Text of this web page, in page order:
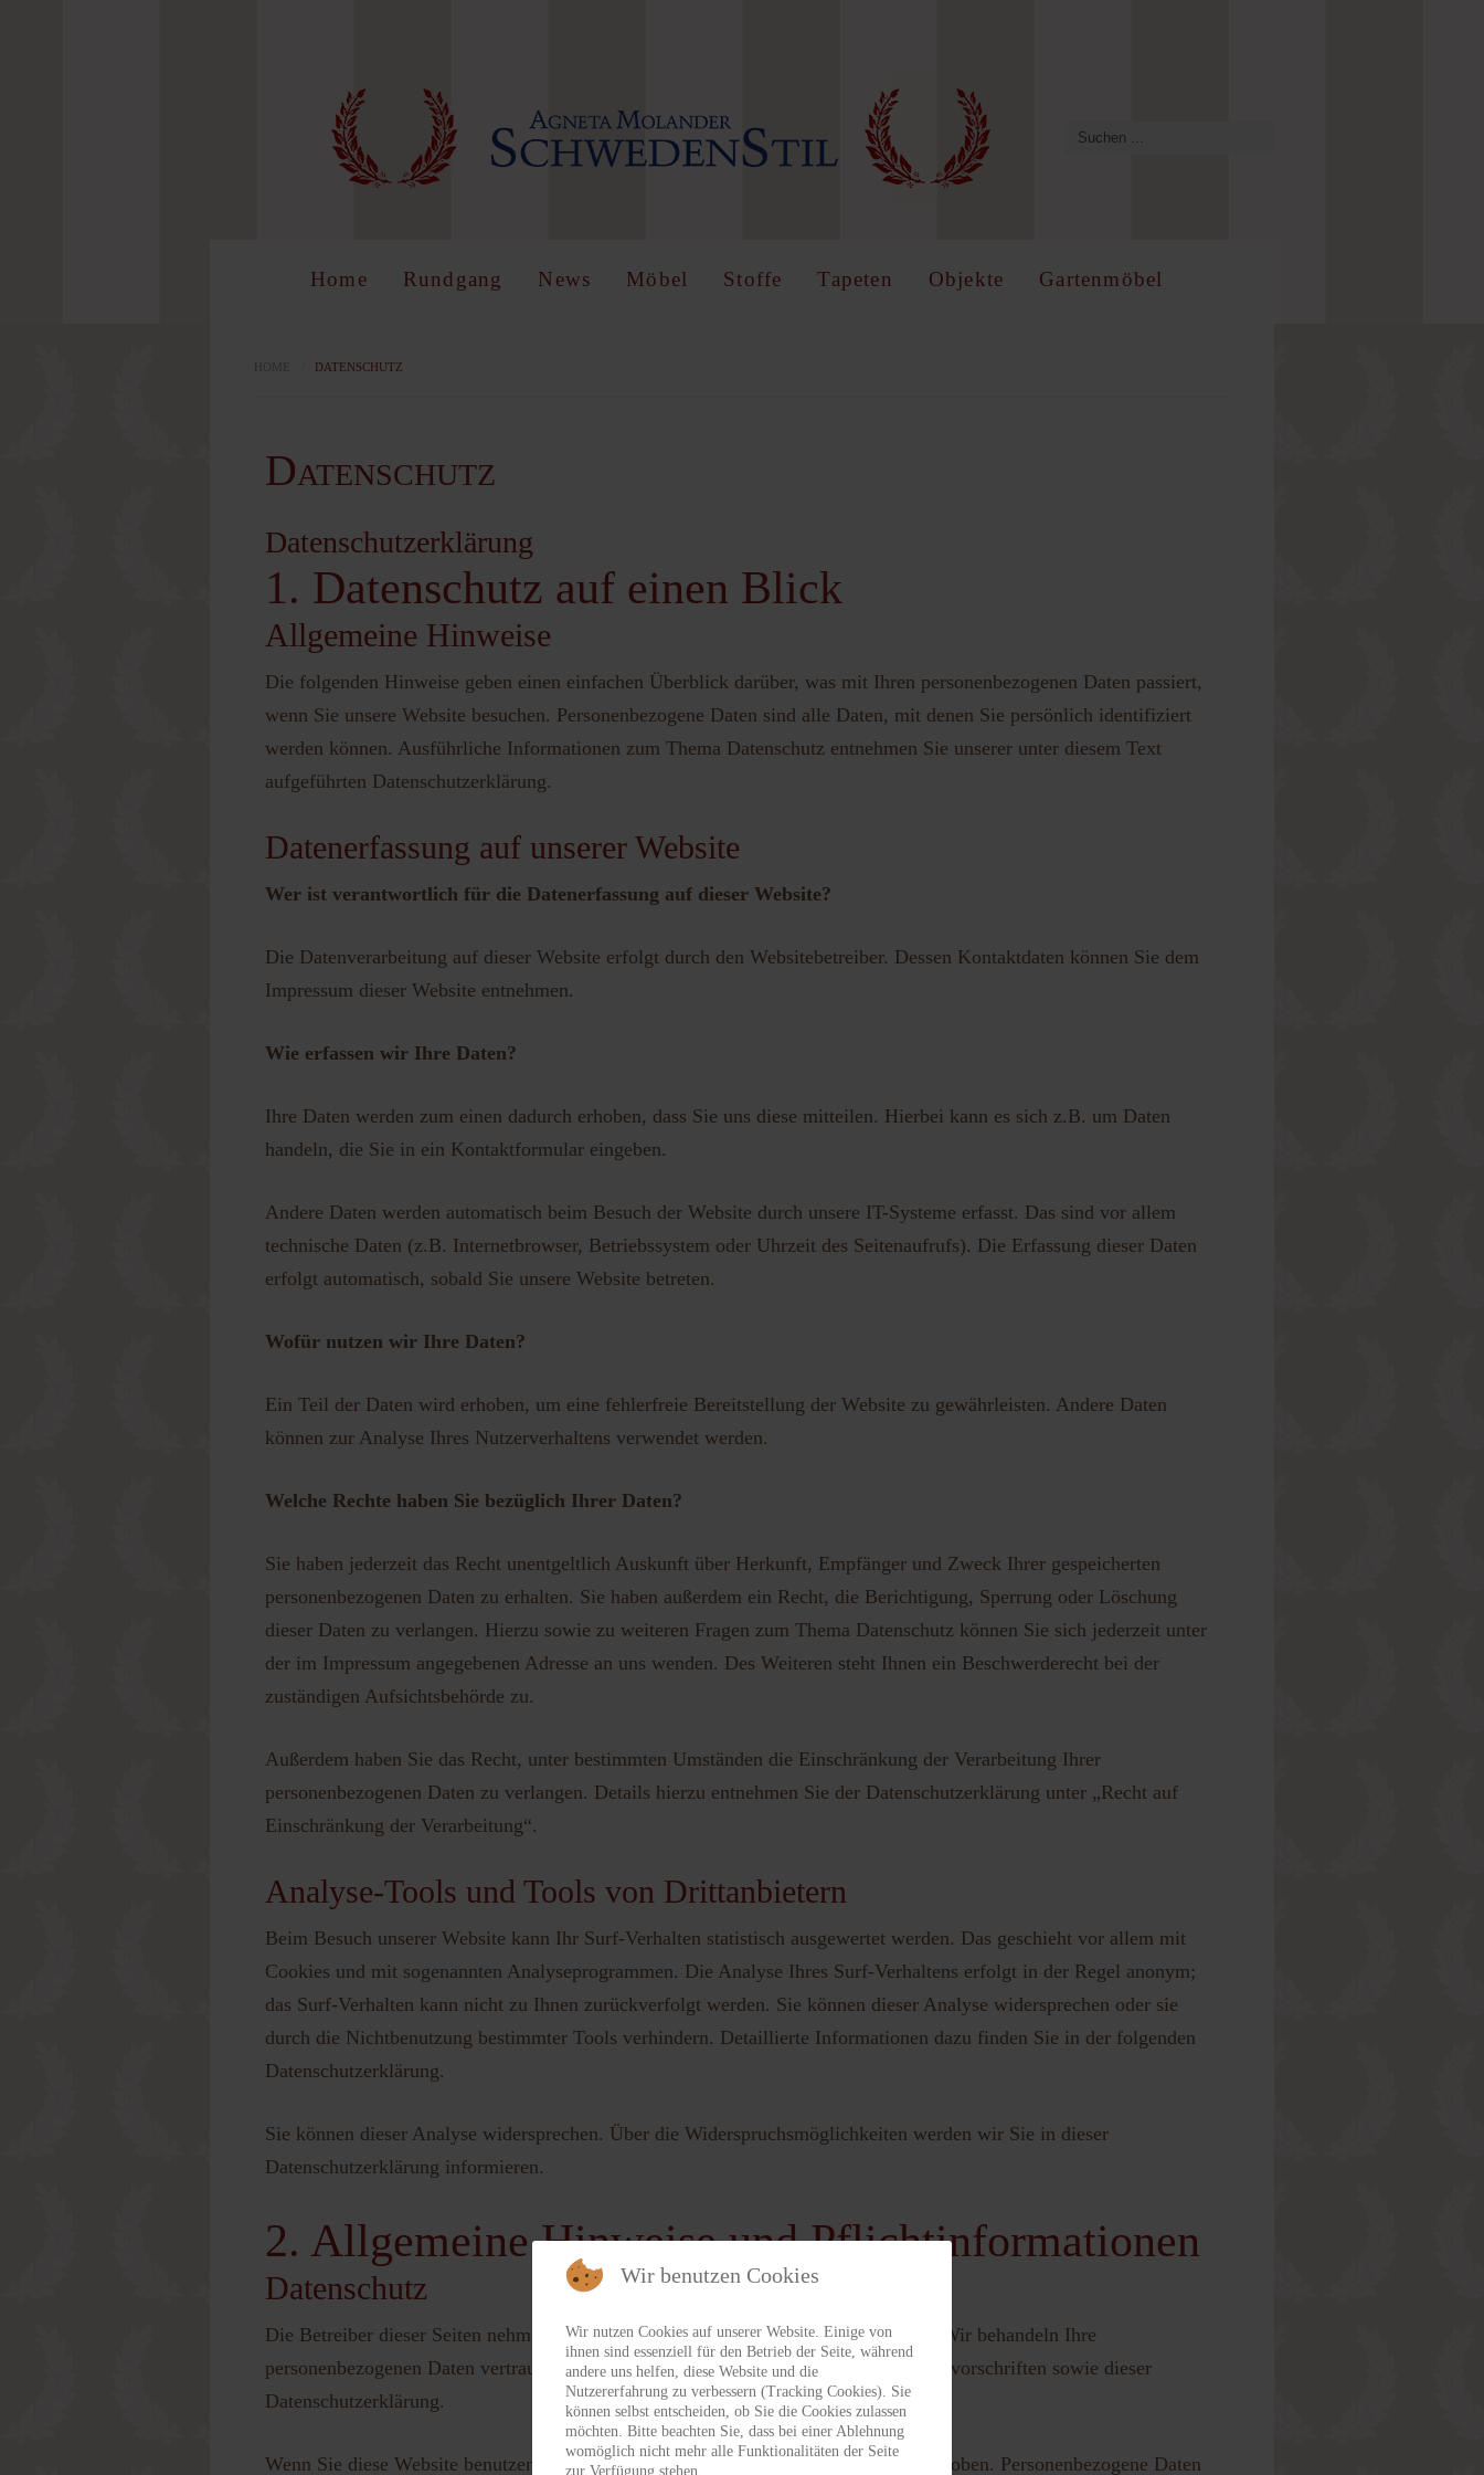
Home Rundgang News Möbel Stoffe Tapeten Objekte Gartenmöbel
HOME DATENSCHUTZ
Datenschutz
Datenschutzerklärung
1. Datenschutz auf einen Blick
Allgemeine Hinweise
Die folgenden Hinweise geben einen einfachen Überblick darüber, was mit Ihren personenbezogenen Daten passiert,
wenn Sie unsere Website besuchen. Personenbezogene Daten sind alle Daten, mit denen Sie persönlich identifiziert
werden können. Ausführliche Informationen zum Thema Datenschutz entnehmen Sie unserer unter diesem Text
aufgeführten Datenschutzerklärung.
Datenerfassung auf unserer Website
Wer ist verantwortlich für die Datenerfassung auf dieser Website?
Die Datenverarbeitung auf dieser Website erfolgt durch den Websitebetreiber. Dessen Kontaktdaten können Sie dem
Impressum dieser Website entnehmen.
Wie erfassen wir Ihre Daten?
Ihre Daten werden zum einen dadurch erhoben, dass Sie uns diese mitteilen. Hierbei kann es sich z.B. um Daten
handeln, die Sie in ein Kontaktformular eingeben.
Andere Daten werden automatisch beim Besuch der Website durch unsere IT-Systeme erfasst. Das sind vor allem
technische Daten (z.B. Internetbrowser, Betriebssystem oder Uhrzeit des Seitenaufrufs). Die Erfassung dieser Daten
erfolgt automatisch, sobald Sie unsere Website betreten.
Wofür nutzen wir Ihre Daten?
Ein Teil der Daten wird erhoben, um eine fehlerfreie Bereitstellung der Website zu gewährleisten. Andere Daten
können zur Analyse Ihres Nutzerverhaltens verwendet werden.
Welche Rechte haben Sie bezüglich Ihrer Daten?
Sie haben jederzeit das Recht unentgeltlich Auskunft über Herkunft, Empfänger und Zweck Ihrer gespeicherten
personenbezogenen Daten zu erhalten. Sie haben außerdem ein Recht, die Berichtigung, Sperrung oder Löschung
dieser Daten zu verlangen. Hierzu sowie zu weiteren Fragen zum Thema Datenschutz können Sie sich jederzeit unter
der im Impressum angegebenen Adresse an uns wenden. Des Weiteren steht Ihnen ein Beschwerderecht bei der
zuständigen Aufsichtsbehörde zu.
Außerdem haben Sie das Recht, unter bestimmten Umständen die Einschränkung der Verarbeitung Ihrer
personenbezogenen Daten zu verlangen. Details hierzu entnehmen Sie der Datenschutzerklärung unter „Recht auf
Einschränkung der Verarbeitung“.
Analyse-Tools und Tools von Drittanbietern
Beim Besuch unserer Website kann Ihr Surf-Verhalten statistisch ausgewertet werden. Das geschieht vor allem mit
Cookies und mit sogenannten Analyseprogrammen. Die Analyse Ihres Surf-Verhaltens erfolgt in der Regel anonym;
das Surf-Verhalten kann nicht zu Ihnen zurückverfolgt werden. Sie können dieser Analyse widersprechen oder sie
durch die Nichtbenutzung bestimmter Tools verhindern. Detaillierte Informationen dazu finden Sie in der folgenden
Datenschutzerklärung.
Sie können dieser Analyse widersprechen. Über die Widerspruchsmöglichkeiten werden wir Sie in dieser
Datenschutzerklärung informieren.
2. Allgemeine Hinweise und Pflichtinformationen
Datenschutz
Die Betreiber dieser Seiten nehmen den Schutz Ihrer persönlichen Daten sehr ernst. Wir behandeln Ihre
personenbezogenen Daten vertraulich und entsprechend der gesetzlichen Datenschutzvorschriften sowie dieser
Datenschutzerklärung.
Wenn Sie diese Website benutzen, werden verschiedene personenbezogene Daten erhoben. Personenbezogene Daten
LOG IN
Passwort vergessen?
Wir benutzen Cookies
Wir nutzen Cookies auf unserer Website. Einige von
ihnen sind essenziell für den Betrieb der Seite, während
andere uns helfen, diese Website und die
Nutzererfahrung zu verbessern (Tracking Cookies). Sie
können selbst entscheiden, ob Sie die Cookies zulassen
möchten. Bitte beachten Sie, dass bei einer Ablehnung
womöglich nicht mehr alle Funktionalitäten der Seite
zur Verfügung stehen.